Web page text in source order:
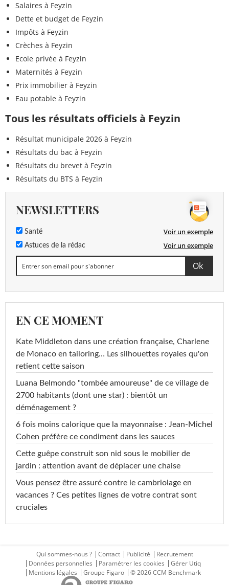
Salaires à Feyzin
Dette et budget de Feyzin
Impôts à Feyzin
Crèches à Feyzin
Ecole privée à Feyzin
Maternités à Feyzin
Prix immobilier à Feyzin
Eau potable à Feyzin
Tous les résultats officiels à Feyzin
Résultat municipale 2026 à Feyzin
Résultats du bac à Feyzin
Résultats du brevet à Feyzin
Résultats du BTS à Feyzin
NEWSLETTERS
Santé Voir un exemple
Astuces de la rédac Voir un exemple
EN CE MOMENT
Kate Middleton dans une création française, Charlene
de Monaco en tailoring… Les silhouettes royales qu'on
retient cette saison
Luana Belmondo "tombée amoureuse" de ce village de
2700 habitants (dont une star) : bientôt un
déménagement ?
6 fois moins calorique que la mayonnaise : Jean-Michel
Cohen préfère ce condiment dans les sauces
Cette guêpe construit son nid sous le mobilier de
jardin : attention avant de déplacer une chaise
Vous pensez être assuré contre le cambriolage en
vacances ? Ces petites lignes de votre contrat sont
cruciales
Qui sommes-nous ? Contact Publicité
Recrutement
Données personnelles
Paramétrer les cookies
Gérer Utiq
Mentions légales
Groupe Figaro © 2026 CCM Benchmark